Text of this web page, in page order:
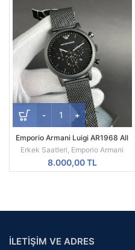
Emporio Armani Luigi AR1968 All
Black Mesh Siyah Kadran Siyah
Kordon A Kalite
Erkek Saatleri Emporio Armani
8.000,00TL
İLETİŞİM VE ADRES